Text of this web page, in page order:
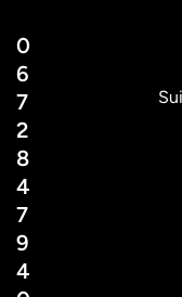
0
6
7
2
8
4
7
9
4